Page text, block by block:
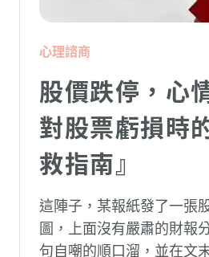
心理諮商
股價跌停，心
對股票虧損時
救指南』
這陣子，某報紙發了一張
圖，上面沒有嚴肅的財報
句自嘲的順口溜，並在文